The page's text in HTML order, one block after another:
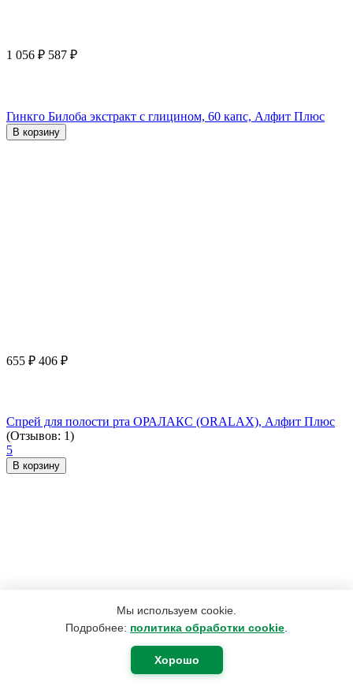
Мы используем cookie.
Подробнее: политика обработки cookie
Хорошо
1 056 ₽ 587 ₽
Гинкго Билоба экстракт с глицином, 60 капс, Алфит Плюс
В корзину
655 ₽ 406 ₽
Спрей для полости рта ОРАЛАКС (ORALAX), Алфит Плюс
(Отзывов: 1)
5
В корзину